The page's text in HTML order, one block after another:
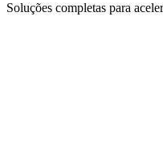
Soluções completas para